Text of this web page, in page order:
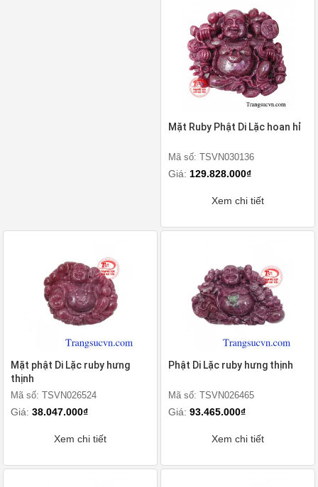
Mặt Ruby Phật Di Lặc hoan hỉ
Mã số: TSVN030136
Giá: 129.828.000₫
Xem chi tiết
Mặt phật Di Lặc ruby hưng
thịnh
Mã số: TSVN026524
Giá: 38.047.000₫
Xem chi tiết
Phật Di Lặc ruby hưng thịnh
Mã số: TSVN026465
Giá: 93.465.000₫
Xem chi tiết